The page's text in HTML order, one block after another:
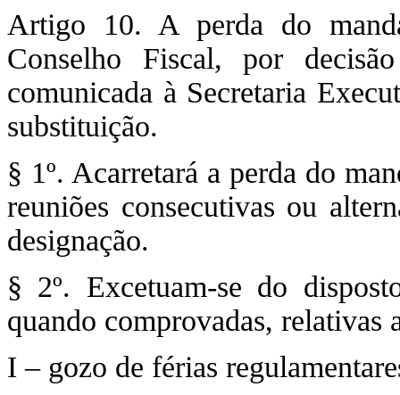
Artigo 10. A perda do
Conselho Fiscal, por
comunicada à Secretaria
substituição.
§ 1º. Acarretará a perda do
reuniões consecutivas ou
designação.
§ 2º. Excetuam-se do
quando comprovadas, relativas
I – gozo de férias